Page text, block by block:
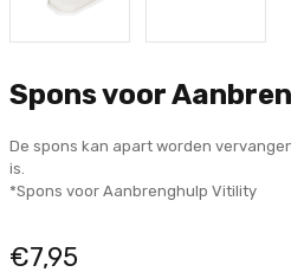
Spons voor
De spons kan apart worden
is.
*Spons voor Aanbrenghulp Vitility
€7,95